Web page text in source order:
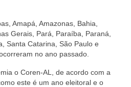
Amapá, Amazonas, Bahia,
Gerais, Pará, Paraíba, Paraná,
Santa Catarina, São Paulo e
no ano passado.
o Coren-AL, de acordo com a
este é um ano eleitoral e o